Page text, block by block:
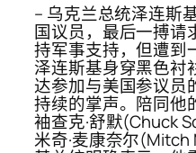
– 乌克兰总统泽连斯
国议员，最后一搏请
持军事支持，但遭到
泽连斯基身穿黑色衬
达参加与美国参议员
持续的掌声。陪同他
袖查克·舒默(Chuck
米奇·麦康奈尔